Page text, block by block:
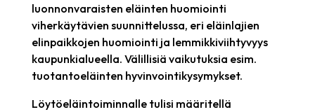
luonnonvaraisten eläinten huomiointi
viherkäytävien suunnittelussa, eri eläinlajien
elinpaikkojen huomiointi ja lemmikkiviihtyvyys
kaupunkialueella. Välillisiä vaikutuksia esim.
tuotantoeläinten hyvinvointikysymykset.
Löytöeläintoiminnalle tulisi määritellä